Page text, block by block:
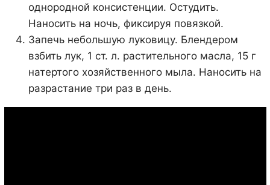
однородной консистенции. Остудить.
Наносить на ночь, фиксируя повязкой.
Запечь небольшую луковицу. Блендером
взбить лук, 1 ст. л. растительного масла, 15 г
натертого хозяйственного мыла. Наносить на
разрастание три раз в день.